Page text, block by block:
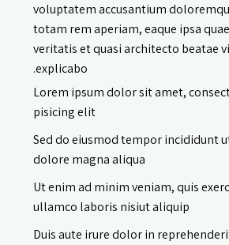
voluptatem accusantium
totam rem aperiam, eaque ipsa
veritatis et quasi architecto beatae
explicabo.
Lorem ipsum dolor sit amet,
pisicing elit
Sed do eiusmod tempor incididunt
dolore magna aliqua
Ut enim ad minim veniam, quis
ullamco laboris nisiut aliquip
Duis aute irure dolor in